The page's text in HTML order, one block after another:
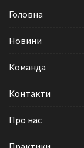
Головна
Новини
Команда
Контакти
Про нас